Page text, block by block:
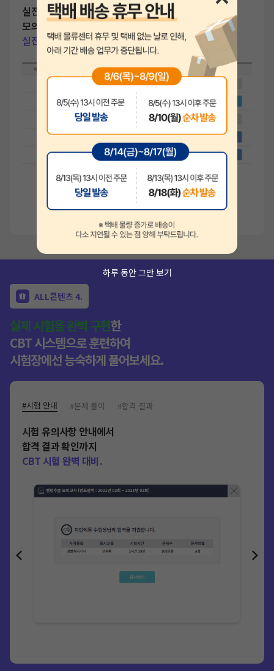
하루 동안 그만 보기
실전 모의고사 응시기간에 맞춰
모의고사 신청 후 즉시 응시하여
실전 감각을 키워보세요.
ALL콘텐츠 4.
실제 시험을 완벽 구현한
CBT 시스템으로 훈련하여
시험장에선 능숙하게 풀어보세요.
시험 유의사항 안내에서
합격 결과 확인까지
CBT 시험 완벽 대비.
#시험 안내 #문제 풀이 #합격 결과